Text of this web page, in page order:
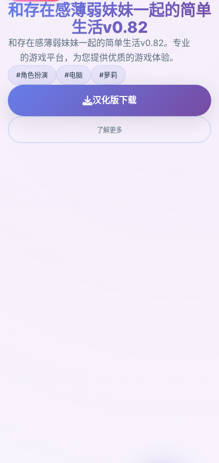
和存在感薄弱妹妹一起的简单
生活v0.82
和存在感薄弱妹妹一起的简单生活v0.82。专业
的游戏平台，为您提供优质的游戏体验。
#角色扮演 #电脑 #萝莉
汉化版下载
了解更多